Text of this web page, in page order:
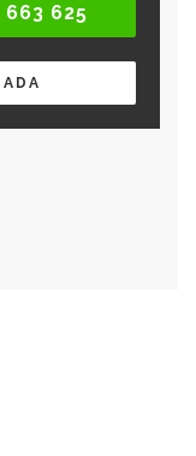
625